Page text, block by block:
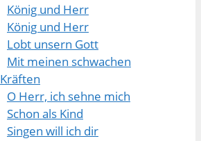
König und Herr
König und Herr
Lobt unsern Gott
Mit meinen schwachen
Kräften
O Herr, ich sehne mich
Schon als Kind
Singen will ich dir